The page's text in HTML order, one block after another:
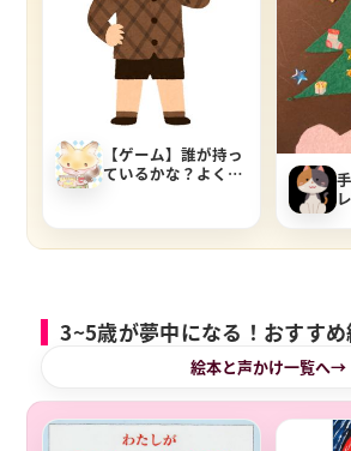
【ゲーム】誰が持っ
ているかな？よく見
3~5歳が夢中になる！おすす
絵本と声かけ一覧へ